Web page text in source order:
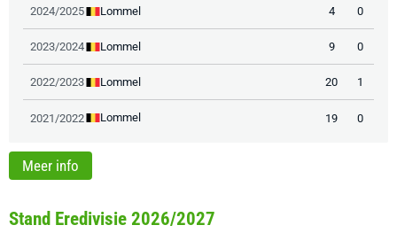
2024/2025 Lommel 4 0
2023/2024 Lommel 9 0
2022/2023 Lommel 20 1
2021/2022 Lommel 19 0
Meer info
Stand Eredivisie 2026/2027